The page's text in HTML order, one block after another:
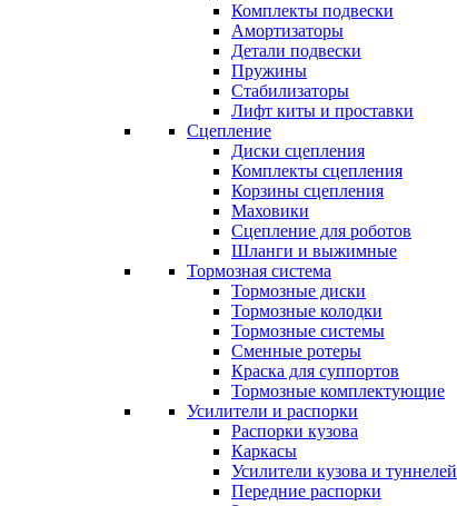
Комплекты подвески
Амортизаторы
Детали подвески
Пружины
Стабилизаторы
Лифт киты и проставки
Сцепление
Диски сцепления
Комплекты сцепления
Корзины сцепления
Маховики
Сцепление для роботов
Шланги и выжимные
Тормозная система
Тормозные диски
Тормозные колодки
Тормозные системы
Сменные ротеры
Краска для суппортов
Тормозные комплектующие
Усилители и распорки
Распорки кузова
Каркасы
Усилители кузова и туннелей
Передние распорки